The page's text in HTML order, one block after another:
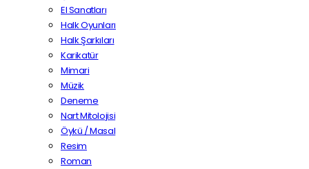
El Sanatları
Halk Oyunları
Halk Şarkıları
Karikatür
Mimari
Müzik
Deneme
Nart Mitolojisi
Öykü / Masal
Resim
Roman